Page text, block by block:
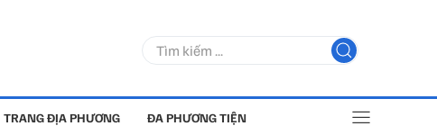
TRANG ĐỊA PHƯƠNG ĐA PHƯƠNG TIỆN